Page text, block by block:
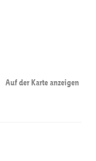
Auf der Karte anzeigen